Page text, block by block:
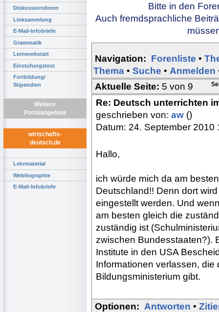
Diskussionsforen
Linksammlung
E-Mail-Infobriefe
Grammatik
Lernwerkstatt
Einstufungstest
Fortbildung/
Stipendien
Weitere
Portalangebote
wirtschafts-
deutsch.de
Lehrmaterial
Webliographie
E-Mail-Infobriefe
Bitte in den
Auch fremdsprachliche
Navigation: Forenliste •
Thema • Suche • Anmelden
Aktuelle Seite: 5 von 9
Re: Deutsch unterrichten
geschrieben von: aw ()
Datum: 24. September 2010
Hallo,
ich würde mich da am
Deutschland!! Denn dort
eingestellt werden. Und
am besten gleich die
zuständig ist
zwischen Bundesstaaten?).
Institute in den USA
Informationen verlassen,
Bildungsministerium gibt.
Optionen: Antworten •